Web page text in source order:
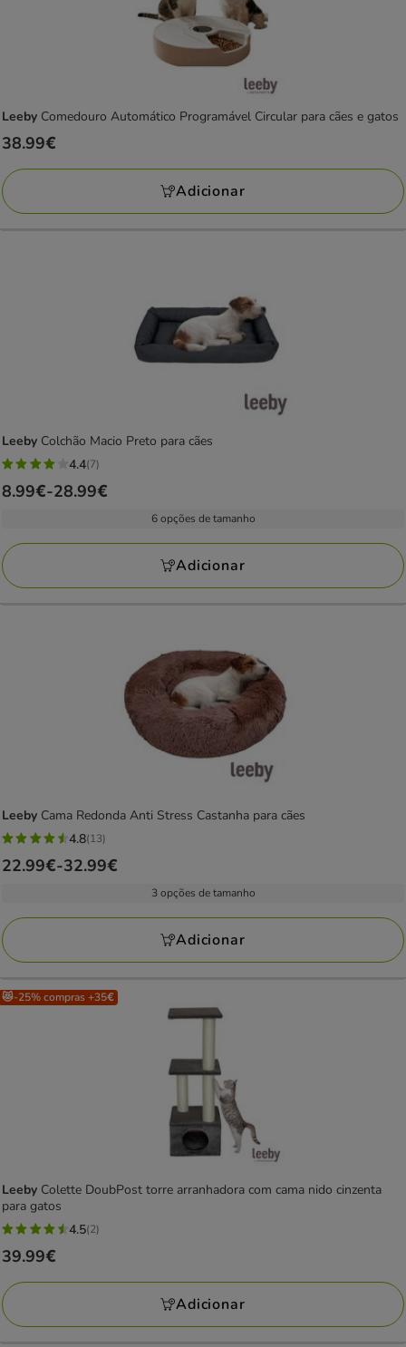
Leeby Comedouro Automático Programável Circular para cães e gatos
Preço
38.99€
38.99€
Adicionar
Leeby Colchão Macio Preto para cães
4.4
estrelas
avaliações
4.4(7)
Preço
a
28.99€
8.99€-28.99€
6 opções de tamanho
Adicionar
Leeby Cama Redonda Anti Stress Castanha para cães
4.8
estrelas
13
avaliações
4.8(13)
Preço
a
32.99€
22.99€-32.99€
3 opções de tamanho
Adicionar
😻-25% compras +35€
Leeby Colette DoubPost torre arranhadora com cama nido cinzenta
para gatos
4.5
estrelas
com
2
avaliações
4.5(2)
Preço
39.99€
39.99€
Adicionar